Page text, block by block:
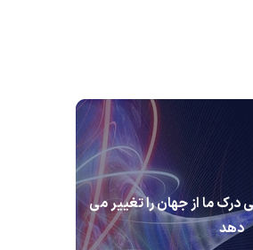
درک ما از جهان را تغییر می
دهد